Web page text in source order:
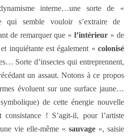
interne…une sorte de «
qui semble vouloir s’extraire de
de remarquer que «l’intérieur » de
inquiétante est également « colonisé
Sorte d’insectes qui entreprennent,
un assaut. Notons à ce propos
évoluent sur une surface jaune…
de cette énergie nouvelle
! S’agit-il, pour l’artiste
vie elle-même « sauvage », saisie